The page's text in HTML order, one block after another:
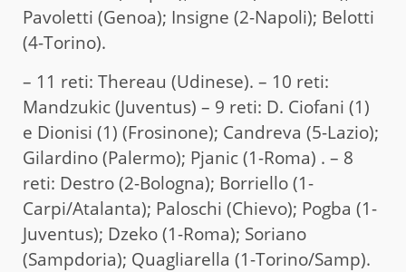
Pavoletti (Genoa); Insigne (2-Napoli); Belotti
(4-Torino).
– 11 reti: Thereau (Udinese). – 10 reti:
Mandzukic (Juventus) – 9 reti: D. Ciofani (1)
e Dionisi (1) (Frosinone); Candreva (5-Lazio);
Gilardino (Palermo); Pjanic (1-Roma) . – 8
reti: Destro (2-Bologna); Borriello (1-
Carpi/Atalanta); Paloschi (Chievo); Pogba (1-
Juventus); Dzeko (1-Roma); Soriano
(Sampdoria); Quagliarella (1-Torino/Samp).